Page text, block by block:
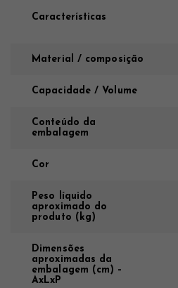
Características
Material / composição
Capacidade / Volume
Conteúdo da
embalagem
Cor
Peso líquido
aproximado do
produto (kg)
Dimensões
aproximadas da
embalagem (cm) –
AxLxP